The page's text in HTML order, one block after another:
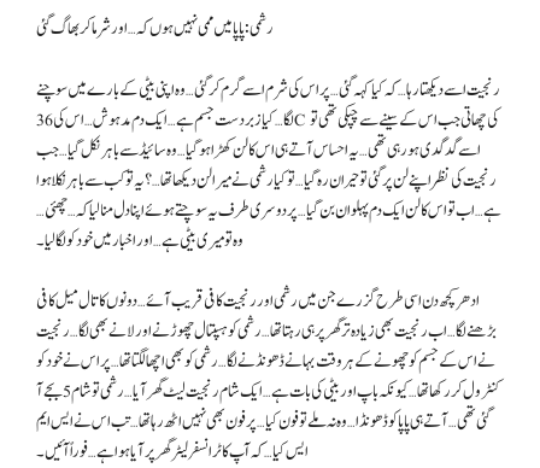
رشمی: پاپا میں ممی نہیں ہوں کہ… اور شرما کر بھاگ گئی
رنجیت اسے دیکھتا رہا… کہ کیا کہہ گئی… پر اس کی شرم اسے گرم کر گئی… وہ اپنی بیٹی کے بارے میں سوچنے
لگا… کیا زبردست جسم ہے… ایک دم مدہوش… اس کی 36C کی چھاتی جب اس کے سینے سے چپکی تھی تو
اسے گدگدی ہو رہی تھی… یہ احساس آتے ہی اس کا لن کھڑا ہو گیا… وہ سائیڈ سے باہر نکل گیا… جب
رنجیت کی نظر اپنے لن پر گئی تو حیران رہ گیا… تو کیا رشمی نے میرا لن دیکھا تھا…؟ یہ تو کب سے باہر نکلا ہوا
ہے… اب تو اس کا لن ایک دم پہلوان بن گیا… پر دوسری طرف یہ سوچتے ہوئے اپنا دل منا لیا کہ… چھئی…
وہ تو میری بیٹی ہے… اور اخبار میں خود کو لگا لیا۔
ادھر کچھ دن اسی طرح گزرے جن میں رشمی اور رنجیت کافی قریب آئے… دونوں کا تال میل کافی
بڑھنے لگا… اب رنجیت بھی زیادہ تر گھر پر ہی رہتا تھا… رشمی کو ہسپتال چھوڑنے اور لانے بھی لگا… رنجیت
نے اس کے جسم کو چھونے کے ہر وقت بہانے ڈھونڈنے لگا… رشمی کو بھی اچھا لگتا تھا… پر اس نے خود کو
کنٹرول کر رکھا تھا… کیونکہ باپ اور بیٹی کی بات ہے… ایک شام رنجیت لیٹ گھر آیا… رشمی تو شام 5 بجے آ
گئی تھی… آتے ہی پاپا کو ڈھونڈا… وہ نہ ملے تو فون کیا… پر فون بھی نہیں اٹھ رہا تھا… تب اس نے ایس ایم
ایس کیا… کہ آپ کا ٹرانسفر لیٹر گھر پر آیا ہوا ہے… فوراً آئیں۔